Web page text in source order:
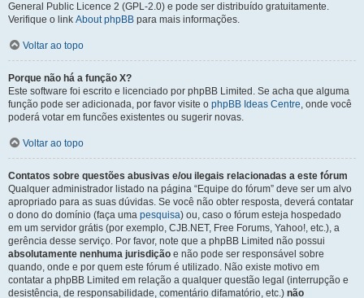
General Public Licence 2 (GPL-2.0) e pode ser distribuído gratuitamente.
Verifique o link About phpBB para mais informações.
Voltar ao topo
Porque não há a função X?
Este software foi escrito e licenciado por phpBB Limited. Se acha que alguma
função pode ser adicionada, por favor visite o phpBB Ideas Centre, onde você
poderá votar em funcões existentes ou sugerir novas.
Voltar ao topo
Contatos sobre questões abusivas e/ou ilegais relacionadas a este fórum
Qualquer administrador listado na página “Equipe do fórum” deve ser um alvo
apropriado para as suas dúvidas. Se você não obter resposta, deverá contatar
o dono do domínio (faça uma pesquisa) ou, caso o fórum esteja hospedado
em um servidor grátis (por exemplo, CJB.NET, Free Forums, Yahoo!, etc.), a
gerência desse serviço. Por favor, note que a phpBB Limited não possui
absolutamente nenhuma jurisdição e não pode ser responsável sobre
quando, onde e por quem este fórum é utilizado. Não existe motivo em
contatar a phpBB Limited em relação a qualquer questão legal (interrupção e
desistência, de responsabilidade, comentário difamatório, etc.) não